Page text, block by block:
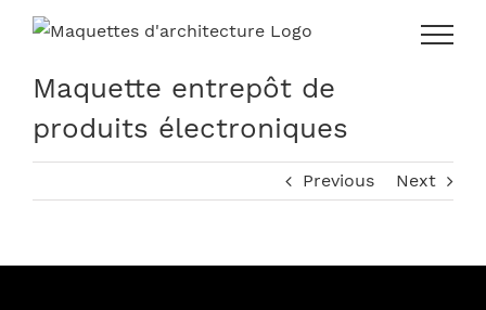
Skip
contentMaquette entrepôt de
produits électroniques
Previous Next